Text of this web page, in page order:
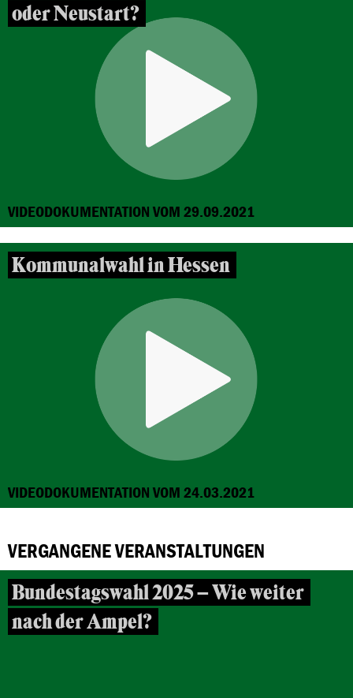
oder Neustart?
VIDEODOKUMENTATION VOM 29.09.2021
Kommunalwahl in Hessen
VIDEODOKUMENTATION VOM 24.03.2021
VERGANGENE VERANSTALTUNGEN
Bundestagswahl 2025 – Wie weiter
nach der Ampel?